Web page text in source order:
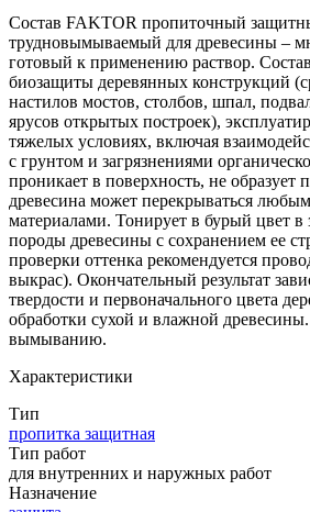
Состав FAKTOR пропиточный
трудновымываемый для древесины –
готовый к применению раствор.
биозащиты деревянных конструкций
настилов мостов, столбов, шпал,
ярусов открытых построек),
тяжелых условиях, включая
с грунтом и загрязнениями
проникает в поверхность, не образует
древесина может перекрываться
материалами. Тонирует в бурый цвет в
породы древесины с сохранением ее
проверки оттенка рекомендуется
выкрас). Окончательный результат
твердости и первоначального цвета
обработки сухой и влажной
вымыванию.
Характеристики
Тип
пропитка защитная
Тип работ
для внутренних и наружных работ
Назначение